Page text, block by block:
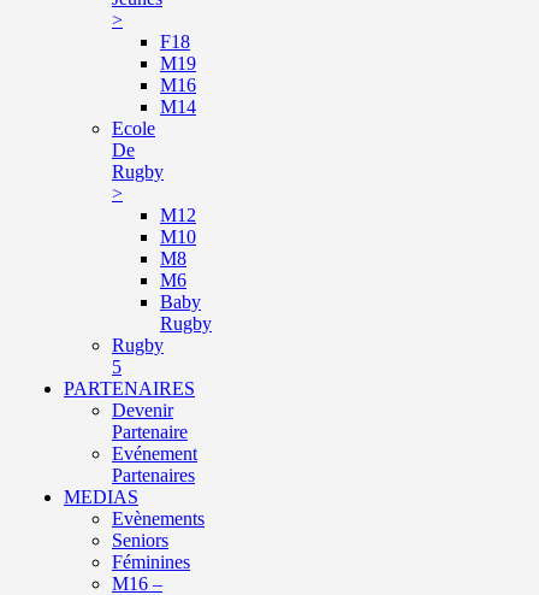
>
F18
M19
M16
M14
Ecole
De
Rugby
>
M12
M10
M8
M6
Baby
Rugby
Rugby
5
PARTENAIRES
Devenir
Partenaire
Evénement
Partenaires
MEDIAS
Evènements
Seniors
Féminines
M16 –